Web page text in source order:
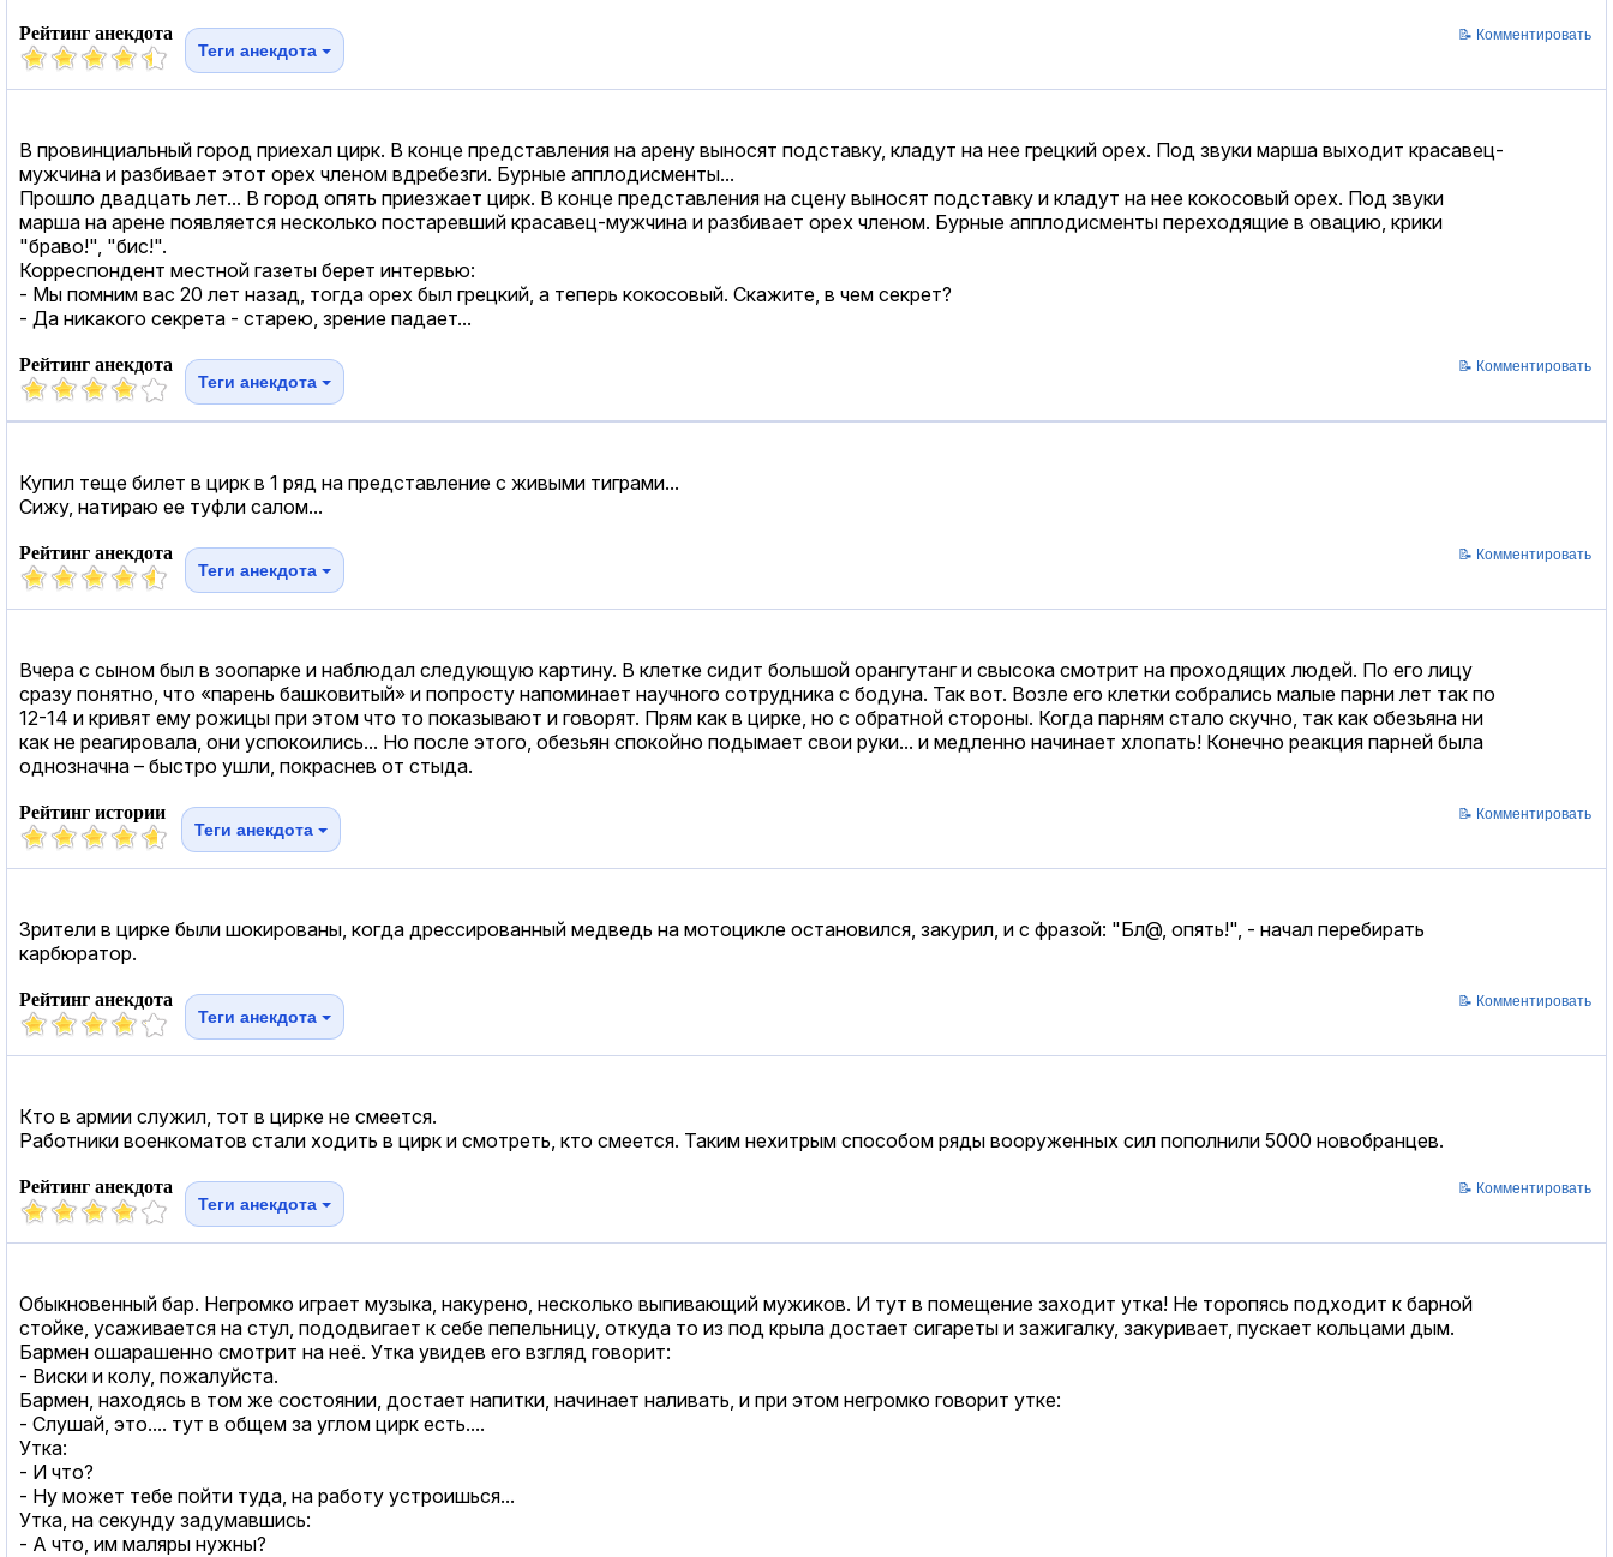
Рейтинг анекдота
Теги анекдота
📝 Комментировать
В провинциальный город приехал цирк. В конце представления на арену выносят подставку, кладут на нее грецкий орех. Под звуки марша выходит красавец-
мужчина и разбивает этот орех членом вдребезги. Бурные апплодисменты...
Прошло двадцать лет... В город опять приезжает цирк. В конце представления на сцену выносят подставку и кладут на нее кокосовый орех. Под звуки
марша на арене появляется несколько постаревший красавец-мужчина и разбивает орех членом. Бурные апплодисменты переходящие в овацию, крики
"браво!", "бис!".
Корреспондент местной газеты берет интервью:
- Мы помним вас 20 лет назад, тогда орех был грецкий, а теперь кокосовый. Скажите, в чем секрет?
- Да никакого секрета - старею, зрение падает...
Рейтинг анекдота
Теги анекдота
📝 Комментировать
Купил теще билет в цирк в 1 ряд на представление с живыми тиграми...
Сижу, натираю ее туфли салом...
Рейтинг анекдота
Теги анекдота
📝 Комментировать
Вчера с сыном был в зоопарке и наблюдал следующую картину. В клетке сидит большой орангутанг и свысока смотрит на проходящих людей. По его лицу
сразу понятно, что «парень башковитый» и попросту напоминает научного сотрудника с бодуна. Так вот. Возле его клетки собрались малые парни лет так по
12-14 и кривят ему рожицы при этом что то показывают и говорят. Прям как в цирке, но с обратной стороны. Когда парням стало скучно, так как обезьяна ни
как не реагировала, они успокоились... Но после этого, обезьян спокойно подымает свои руки... и медленно начинает хлопать! Конечно реакция парней была
однозначна – быстро ушли, покраснев от стыда.
Рейтинг истории
Теги анекдота
📝 Комментировать
Зрители в цирке были шокированы, когда дрессированный медведь на мотоцикле остановился, закурил, и с фразой: "Бл@, опять!", - начал перебирать
карбюратор.
Рейтинг анекдота
Теги анекдота
📝 Комментировать
Кто в армии служил, тот в цирке не смеется.
Работники военкоматов стали ходить в цирк и смотреть, кто смеется. Таким нехитрым способом ряды вооруженных сил пополнили 5000 новобранцев.
Рейтинг анекдота
Теги анекдота
📝 Комментировать
Обыкновенный бар. Негромко играет музыка, накурено, несколько выпивающий мужиков. И тут в помещение заходит утка! Не торопясь подходит к барной
стойке, усаживается на стул, пододвигает к себе пепельницу, откуда то из под крыла достает сигареты и зажигалку, закуривает, пускает кольцами дым.
Бармен ошарашенно смотрит на неё. Утка увидев его взгляд говорит:
- Виски и колу, пожалуйста.
Бармен, находясь в том же состоянии, достает напитки, начинает наливать, и при этом негромко говорит утке:
- Слушай, это.... тут в общем за углом цирк есть....
Утка:
- И что?
- Ну может тебе пойти туда, на работу устроишься...
Утка, на секунду задумавшись:
- А что, им маляры нужны?